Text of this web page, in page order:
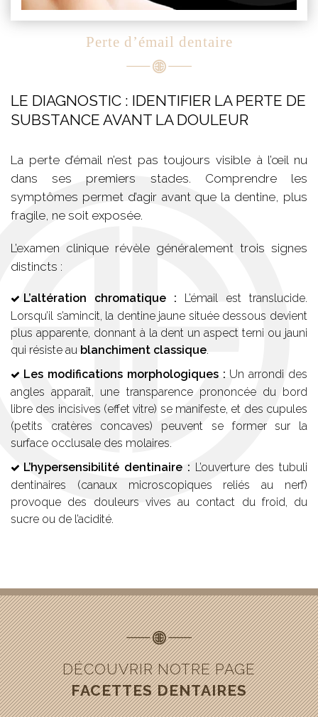
Perte d’émail dentaire
LE DIAGNOSTIC : IDENTIFIER LA PERTE DE
SUBSTANCE AVANT LA DOULEUR
La perte d’émail n’est pas toujours visible à l’œil nu
dans ses premiers stades. Comprendre les
symptômes permet d’agir avant que la dentine, plus
fragile, ne soit exposée.
L’examen clinique révèle généralement trois signes
distincts :
L’altération chromatique : L’émail est translucide.
Lorsqu’il s’amincit, la dentine jaune située dessous devient
plus apparente, donnant à la dent un aspect terni ou jauni
qui résiste au blanchiment classique.
Les modifications morphologiques : Un arrondi des
angles apparaît, une transparence prononcée du bord
libre des incisives (effet vitre) se manifeste, et des cupules
(petits cratères concaves) peuvent se former sur la
surface occlusale des molaires.
L’hypersensibilité dentinaire : L’ouverture des tubuli
dentinaires (canaux microscopiques reliés au nerf)
provoque des douleurs vives au contact du froid, du
sucre ou de l’acidité.
DÉCOUVRIR NOTRE PAGE
FACETTES DENTAIRES